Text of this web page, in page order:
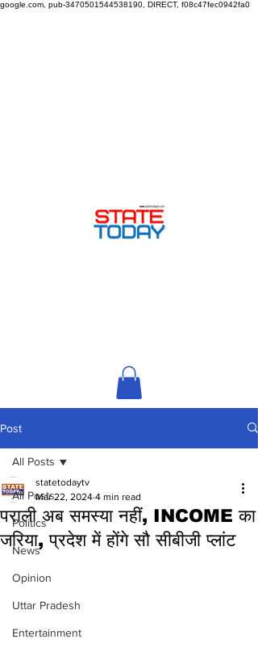
google.com, pub-3470501544538190, DIRECT, f08c47fec0942fa0
Post
All Posts
Politics
News
Opinion
Uttar Pradesh
Entertainment
All Posts
पराली अब समस्या नहीं, INCOME का
जरिया, प्रदेश में होंगे सौ सीबीजी प्लांट
statetodaytv
Mar 22, 2024 4 min read